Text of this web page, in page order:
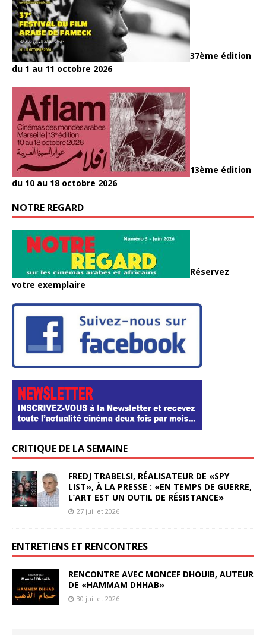
37ème édition
du 1 au 11 octobre 2026
13ème édition
du 10 au 18 octobre 2026
NOTRE REGARD
Réservez
votre exemplaire
CRITIQUE DE LA SEMAINE
FREDJ TRABELSI, RÉALISATEUR DE «SPY
LIST», À LA PRESSE : «EN TEMPS DE GUERRE,
L’ART EST UN OUTIL DE RÉSISTANCE»
27 juillet 2026
ENTRETIENS ET RENCONTRES
RENCONTRE AVEC MONCEF DHOUIB, AUTEUR
DE «HAMMAM DHHAB»
30 juillet 2026